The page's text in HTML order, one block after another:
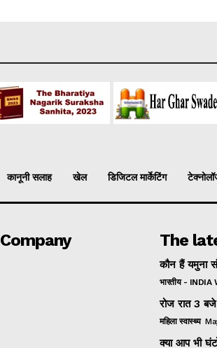
कानूनी सलाह खेल डिजिटल मार्केटिंग
Company The
कौन हैं यमुना
भारतीय - INDIA
रोज रात 3
महिला स्वास्थ्य
क्या आप भी